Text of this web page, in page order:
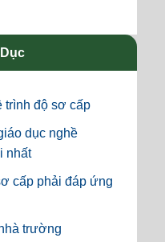
trình độ sơ cấp
dục nghề
nhất
cấp phải đáp ứng
trường